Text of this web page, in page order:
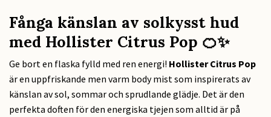
Fånga känslan av solkysst hud
med Hollister Citrus Pop 🍊✨
Ge bort en flaska fylld med ren energi! Hollister Citrus Pop
är en uppfriskande men varm body mist som inspirerats av
känslan av sol, sommar och sprudlande glädje. Det är den
perfekta doften för den energiska tjejen som alltid är på